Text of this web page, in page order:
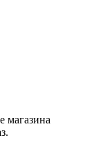
магазина